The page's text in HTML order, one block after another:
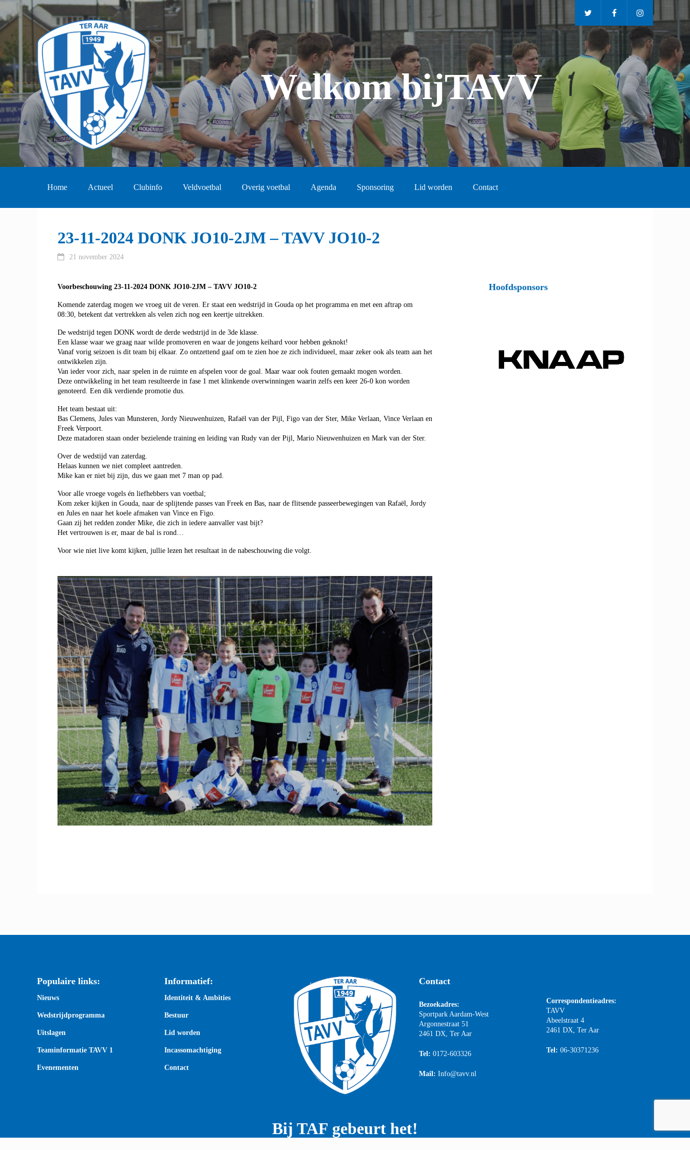
Welkom bijTAVV
Home Actueel Clubinfo Veldvoetbal Overig voetbal Agenda Sponsoring Lid worden Contact
23-11-2024 DONK JO10-2JM – TAVV JO10-2
21 november 2024
Voorbeschouwing 23-11-2024 DONK JO10-2JM – TAVV JO10-2
Komende zaterdag mogen we vroeg uit de veren. Er staat een wedstrijd in Gouda op het programma en met een aftrap om
08:30, betekent dat vertrekken als velen zich nog een keertje uitrekken.
De wedstrijd tegen DONK wordt de derde wedstrijd in de 3de klasse.
Een klasse waar we graag naar wilde promoveren en waar de jongens keihard voor hebben geknokt!
Vanaf vorig seizoen is dit team bij elkaar. Zo ontzettend gaaf om te zien hoe ze zich individueel, maar zeker ook als team aan het
ontwikkelen zijn.
Van ieder voor zich, naar spelen in de ruimte en afspelen voor de goal. Maar waar ook fouten gemaakt mogen worden.
Deze ontwikkeling in het team resulteerde in fase 1 met klinkende overwinningen waarin zelfs een keer 26-0 kon worden
genoteerd. Een dik verdiende promotie dus.
Het team bestaat uit:
Bas Clemens, Jules van Munsteren, Jordy Nieuwenhuizen, Rafaël van der Pijl, Figo van der Ster, Mike Verlaan, Vince Verlaan en
Freek Verpoort.
Deze matadoren staan onder bezielende training en leiding van Rudy van der Pijl, Mario Nieuwenhuizen en Mark van der Ster.
Over de wedstijd van zaterdag.
Helaas kunnen we niet compleet aantreden.
Mike kan er niet bij zijn, dus we gaan met 7 man op pad.
Voor alle vroege vogels én liefhebbers van voetbal;
Kom zeker kijken in Gouda, naar de splijtende passes van Freek en Bas, naar de flitsende passeerbewegingen van Rafaël, Jordy
en Jules en naar het koele afmaken van Vince en Figo.
Gaan zij het redden zonder Mike, die zich in iedere aanvaller vast bijt?
Het vertrouwen is er, maar de bal is rond…
Voor wie niet live komt kijken, jullie lezen het resultaat in de nabeschouwing die volgt.
Hoofdsponsors
Populaire links:
Nieuws
Wedstrijdprogramma
Uitslagen
Teaminformatie TAVV 1
Evenementen
Informatief:
Identiteit & Ambities
Bestuur
Lid worden
Incassomachtiging
Contact
Contact
Bezoekadres:
Sportpark Aardam-West
Argonnestraat 51
2461 DX, Ter Aar
Tel: 0172-603326
Mail: Info@tavv.nl
Correspondentieadres:
TAVV
Abeelstraat 4
2461 DX, Ter Aar
Tel: 06-30371236
Bij TAF gebeurt het!